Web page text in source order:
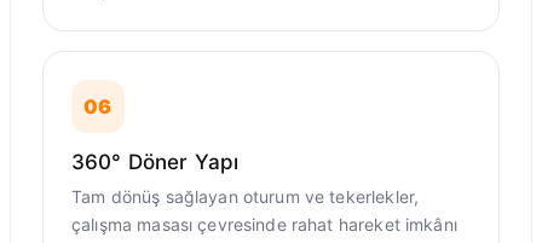
06
360° Döner Yapı
Tam dönüş sağlayan oturum ve tekerlekler,
çalışma masası çevresinde rahat hareket imkânı